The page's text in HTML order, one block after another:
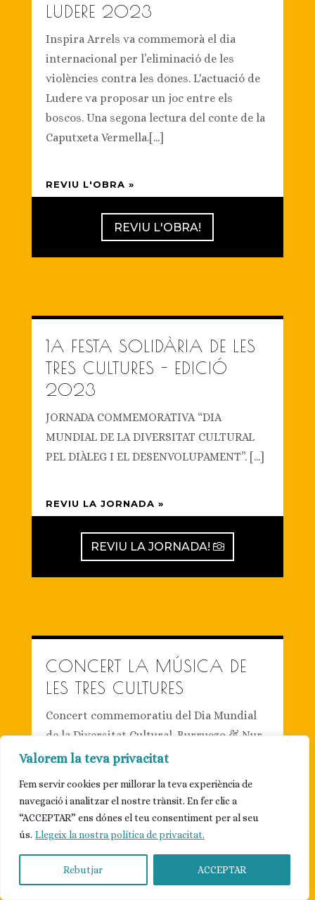
Valorem la teva privacitat
Fem servir cookies per millorar la teva experiència de
navegació i analitzar el nostre trànsit. En fer clic a
“ACCEPTAR” ens dónes el teu consentiment per al seu
ús. Llegeix la nostra política de privacitat.
Rebutjar ACCEPTAR
LUDERE 2023
Inspira Arrels va commemorà el dia
internacional per l’eliminació de les
violències contra les dones. L'actuació de
Ludere va proposar un joc entre els
boscos. Una segona lectura del conte de la
Caputxeta Vermella.[...]
REVIU L'OBRA »
REVIU L'OBRA!
1A FESTA SOLIDÀRIA DE LES
TRES CULTURES - EDICIÓ
2023
JORNADA COMMEMORATIVA “DIA
MUNDIAL DE LA DIVERSITAT CULTURAL
PEL DIÀLEG I EL DESENVOLUPAMENT”. [...]
REVIU LA JORNADA »
REVIU LA JORNADA!
CONCERT LA MÚSICA DE
LES TRES CULTURES
Concert commemoratiu del Dia Mundial
de la Diversitat Cultural. Burruezo & Nur
Camerata ens va transportar amb la seva
entre la tradició i la transgressió, entre el
pretèrit i el futur. [...]